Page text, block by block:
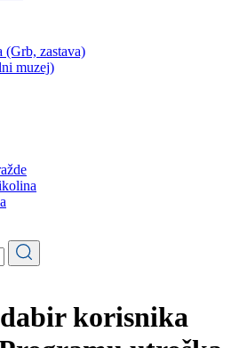
budžeta 2024-2026
zastava)
muzej)